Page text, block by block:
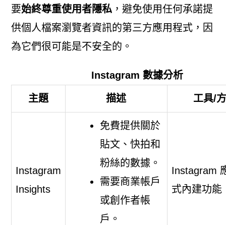
要始終尊重使用者隱私，避免使用任何承諾提
供個人檔案瀏覽者資訊的第三方應用程式，因
為它們很可能是不安全的。
Instagram 數據分析
主題 描述 工具/
Instagram
Insights
免費提供關於
貼文、快拍和
粉絲的數據。
需要商業帳戶
或創作者帳
戶。
Instagram
式內建功能